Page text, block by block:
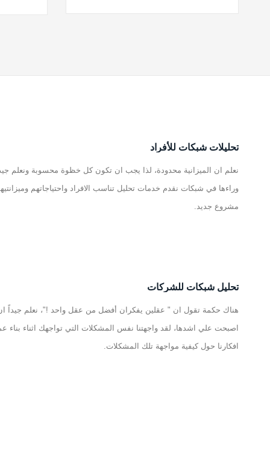
تحليلات شبكات للأفراد
نعلم ان الميزانية محدودة، لذا يجب ان تكون كل خظوة محسوبة ونعلم
وراءها في شبكات نقدم خدمات تحليل تناسب الافراد واحتياجاتهم
مشروع جديد.
تحليل شبكات للشركات
هناك حكمة تقول ان " عقلين يفكران أفضل من عقل واحد !"، نعلم جيداً
اصبحت علي اشدها، لقد واجهتنا نفس المشكلات التي تواجهك اثناء بناء
افكارنا حول كيفية مواجهة تلك المشكلات.